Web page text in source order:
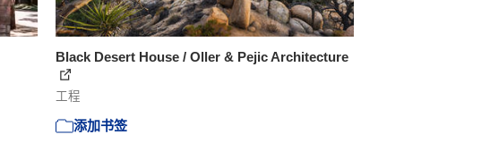
Black Desert House / Oller & Pejic Architecture
工程
添加书签